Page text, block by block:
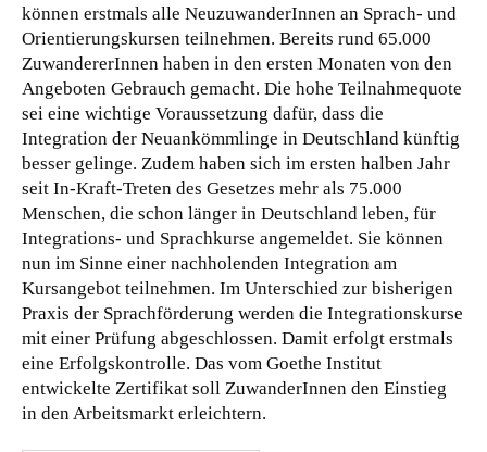
können erstmals alle NeuzuwanderInnen an Sprach- und
Orientierungskursen teilnehmen. Bereits rund 65.000
ZuwandererInnen haben in den ersten Monaten von den
Angeboten Gebrauch gemacht. Die hohe Teilnahmequote
sei eine wichtige Voraussetzung dafür, dass die
Integration der Neuankömmlinge in Deutschland künftig
besser gelinge. Zudem haben sich im ersten halben Jahr
seit In-Kraft-Treten des Gesetzes mehr als 75.000
Menschen, die schon länger in Deutschland leben, für
Integrations- und Sprachkurse angemeldet. Sie können
nun im Sinne einer nachholenden Integration am
Kursangebot teilnehmen. Im Unterschied zur bisherigen
Praxis der Sprachförderung werden die Integrationskurse
mit einer Prüfung abgeschlossen. Damit erfolgt erstmals
eine Erfolgskontrolle. Das vom Goethe Institut
entwickelte Zertifikat soll ZuwanderInnen den Einstieg
in den Arbeitsmarkt erleichtern.